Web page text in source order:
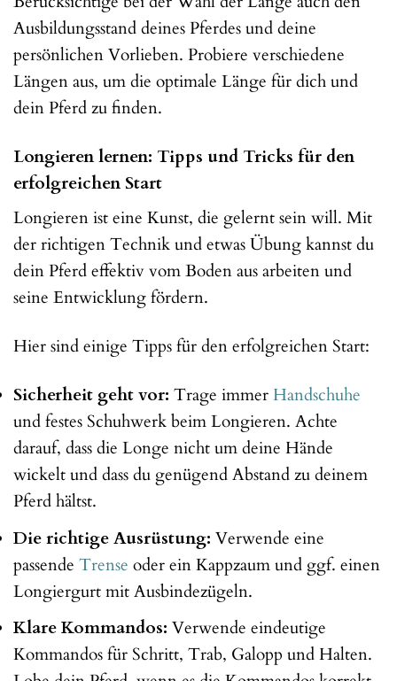
Ausbildungsstand deines Pferdes und deine
persönlichen Vorlieben. Probiere verschiedene
Längen aus, um die optimale Länge für dich und
dein Pferd zu finden.
Longieren lernen: Tipps und Tricks für den
erfolgreichen Start
Longieren ist eine Kunst, die gelernt sein will. Mit
der richtigen Technik und etwas Übung kannst du
dein Pferd effektiv vom Boden aus arbeiten und
seine Entwicklung fördern.
Hier sind einige Tipps für den erfolgreichen Start:
Sicherheit geht vor: Trage immerHandschuhe
und festes Schuhwerk beim Longieren. Achte
darauf, dass die Longe nicht um deine Hände
wickelt und dass du genügend Abstand zu deinem
Pferd hältst.
Die richtige Ausrüstung: Verwende eine
passende Trense oder ein Kappzaum und ggf. einen
Longiergurt mit Ausbindezügeln.
Klare Kommandos: Verwende eindeutige
Kommandos für Schritt, Trab, Galopp und Halten.